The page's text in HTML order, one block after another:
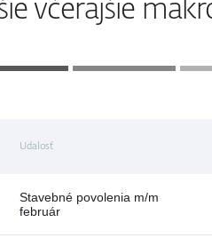
včerajšie
Udalosť
Stavebné povolenia m/m
február